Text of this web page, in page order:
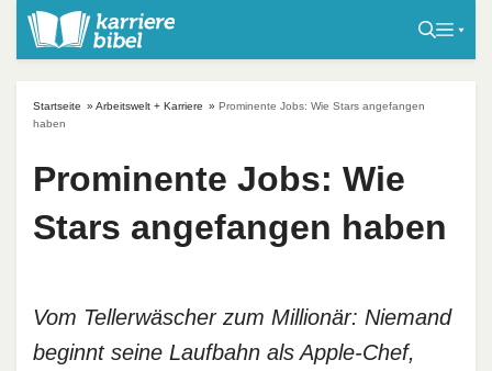
Startseite » Arbeitswelt + Karriere » Prominente Jobs: Wie Stars angefangen
haben
Prominente Jobs: Wie
Stars angefangen haben
Vom Tellerwäscher zum Millionär: Niemand
beginnt seine Laufbahn als Apple-Chef,